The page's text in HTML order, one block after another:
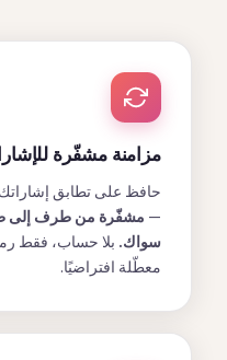
مزامنة مشفّرة
حافظ على تطابق
— مشفّرة من طرف إلى
سواك. بلا حساب، فقط
معطّلة افتراضيًا.